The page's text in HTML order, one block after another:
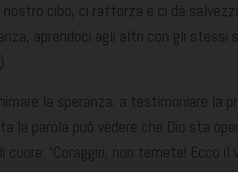
cibo, ci rafforza e ci dà
aprendoci agli altri con gli stessi
la speranza, a testimoniare la
parola può vedere che Dio sta
“Coraggio, non temete! Ecco